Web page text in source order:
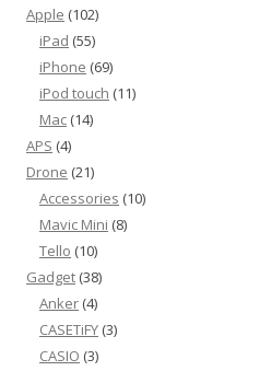
Apple (102)
iPad (55)
iPhone (69)
iPod touch (11)
Mac (14)
APS (4)
Drone (21)
Accessories (10)
Mavic Mini (8)
Tello (10)
Gadget (38)
Anker (4)
CASETiFY (3)
CASIO (3)